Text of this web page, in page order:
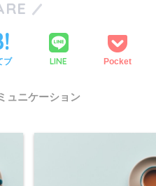
ブ LINE Pocket
ュニケーション